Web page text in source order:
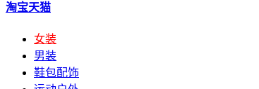
淘宝天猫
女装
男装
鞋包配饰